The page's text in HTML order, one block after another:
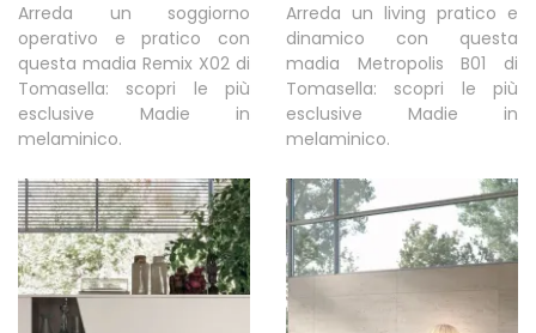
Arreda un soggiorno
operativo e pratico con
questa madia Remix X02 di
Tomasella: scopri le più
esclusive Madie in
melaminico.
Arreda un living pratico e
dinamico con questa
madia Metropolis B01 di
Tomasella: scopri le più
esclusive Madie in
melaminico.